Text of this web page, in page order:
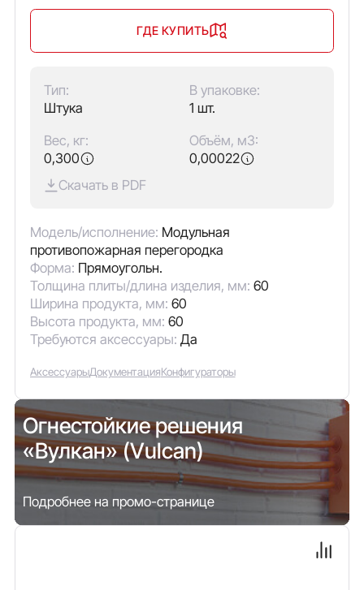
ГДЕ КУПИТЬ
Тип:
Штука
В упаковке:
1 шт.
Вес, кг:
0,300
Объём, м3:
0,00022
Скачать в PDF
Модель/исполнение: Модульная
противопожарная перегородка
Форма: Прямоугольн.
Толщина плиты/длина изделия, мм: 60
Ширина продукта, мм: 60
Высота продукта, мм: 60
Требуются аксессуары: Да
АксессуарыДокументацияКонфигураторы
Огнестойкие решения
«Вулкан» (Vulcan)
Подробнее на промо-странице